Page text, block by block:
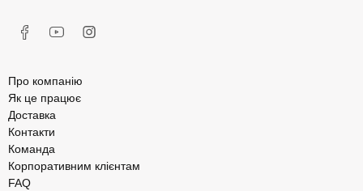
Про компанію
Як це працює
Доставка
Контакти
Команда
Корпоративним клієнтам
FAQ